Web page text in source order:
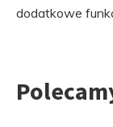
dodatkowe